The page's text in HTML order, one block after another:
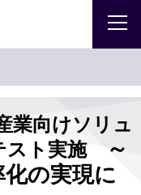
業向けソリュ
スト実施
～
の実現に